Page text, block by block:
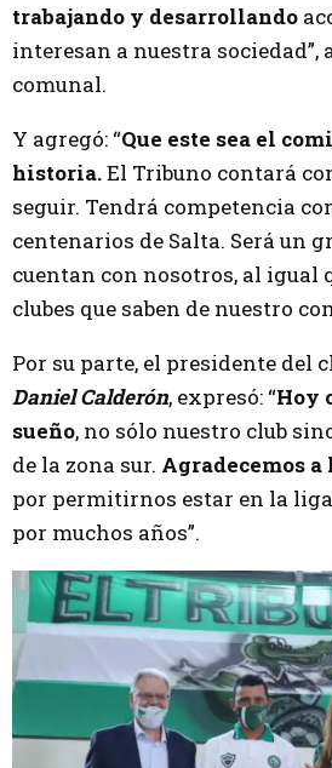
trabajando y desarrollando
interesan a nuestra sociedad”,
comunal.
Y agregó: “Que este sea el
historia.El Tribuno contará
seguir. Tendrá competencia
centenarios de Salta. Será un
cuentan con nosotros, al igual
clubes que saben de nuestro
Por su parte, el presidente del
Daniel Calderón, expresó: “Hoy
sueño, no sólo nuestro club
de la zona sur. Agradecemos
por permitirnos estar en la
por muchos años”.